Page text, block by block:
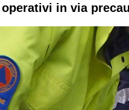
in via